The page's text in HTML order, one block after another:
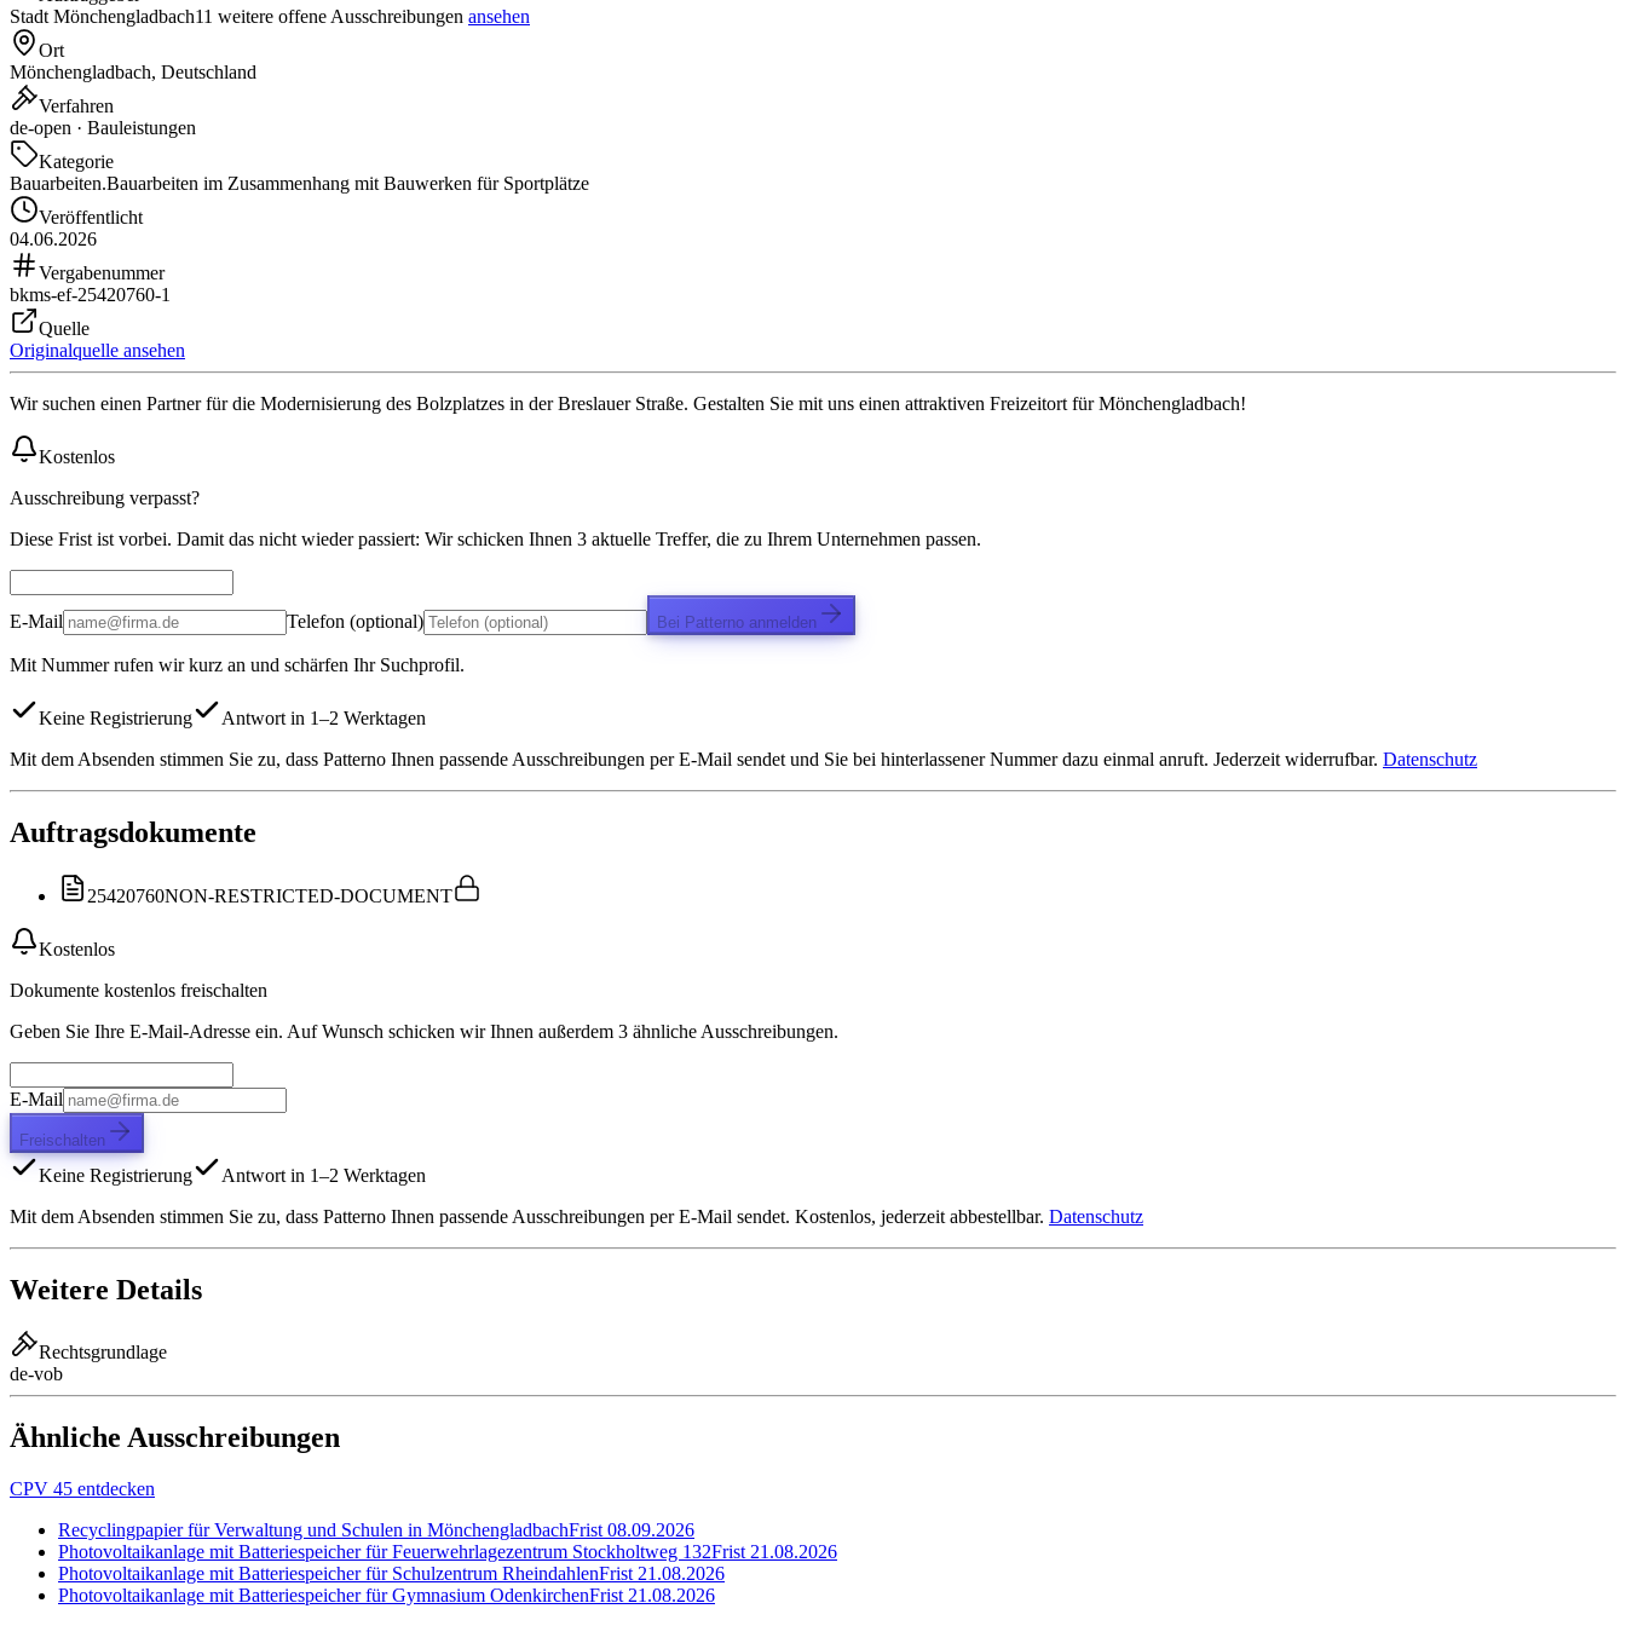
Stadt Mönchengladbach11 weitere offene Ausschreibungen ansehen
Ort
Mönchengladbach, Deutschland
Verfahren
de-open · Bauleistungen
Kategorie
Bauarbeiten.Bauarbeiten im Zusammenhang mit Bauwerken für Sportplätze
Veröffentlicht
04.06.2026
Vergabenummer
bkms-ef-25420760-1
Quelle
Originalquelle ansehen
Wir suchen einen Partner für die Modernisierung des Bolzplatzes in der Breslauer Straße. Gestalten Sie mit uns einen attraktiven Freizeitort für Mönchengladbach!
Kostenlos
Ausschreibung verpasst?
Diese Frist ist vorbei. Damit das nicht wieder passiert: Wir schicken Ihnen 3 aktuelle Treffer, die zu Ihrem Unternehmen passen.
E-Mail Telefon (optional) Bei Patterno anmelden
Mit Nummer rufen wir kurz an und schärfen Ihr Suchprofil.
Keine Registrierung
Antwort in 1–2 Werktagen
Mit dem Absenden stimmen Sie zu, dass Patterno Ihnen passende Ausschreibungen per E-Mail sendet und Sie bei hinterlassener Nummer dazu einmal anruft. Jederzeit widerrufbar. Datenschutz
Auftragsdokumente
25420760NON-RESTRICTED-DOCUMENT
Kostenlos
Dokumente kostenlos freischalten
Geben Sie Ihre E-Mail-Adresse ein. Auf Wunsch schicken wir Ihnen außerdem 3 ähnliche Ausschreibungen.
E-Mail
Freischalten
Keine Registrierung
Antwort in 1–2 Werktagen
Mit dem Absenden stimmen Sie zu, dass Patterno Ihnen passende Ausschreibungen per E-Mail sendet. Kostenlos, jederzeit abbestellbar. Datenschutz
Weitere Details
Rechtsgrundlage
de-vob
Ähnliche Ausschreibungen
CPV 45 entdecken
Recyclingpapier für Verwaltung und Schulen in MönchengladbachFrist 08.09.2026
Photovoltaikanlage mit Batteriespeicher für Feuerwehrlagezentrum Stockholtweg 132Frist 21.08.2026
Photovoltaikanlage mit Batteriespeicher für Schulzentrum RheindahlenFrist 21.08.2026
Photovoltaikanlage mit Batteriespeicher für Gymnasium OdenkirchenFrist 21.08.2026